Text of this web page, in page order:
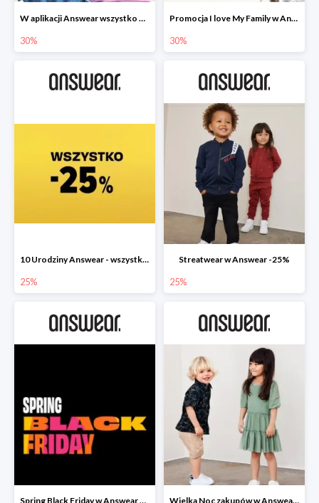
W aplikacji Answear wszystko dla dzieci -30%
30%
Promocja I love My Family w Answear do -30%
30%
10 Urodziny Answear - wszystko -25%
25%
Streatwear w Answear -25%
25%
Spring Black Friday w Answear do -40% Wielka Noc zakupów w Answear do -30%